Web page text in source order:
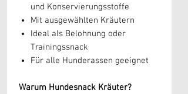
und Konservierungsstoffe
Mit ausgewählten Kräutern
Ideal als Belohnung oder
Trainingssnack
Für alle Hunderassen geeignet
Warum Hundesnack Kräuter?